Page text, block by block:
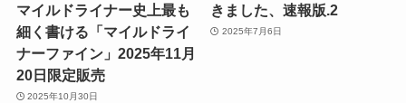
マイルドライナー史上最も
細く書ける「マイルドライ
ナーファイン」2025年11月
20日限定販売
2025年10月30日
きました、速報版.2
2025年7月6日